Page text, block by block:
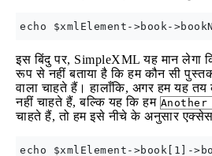
इस बिंदु पर, SimpleXML यह मान लेगा
रूप से नहीं बताया है कि हम कौन सी
वाला चाहते हैं। हालाँकि, अगर हम यह
नहीं चाहते हैं, बल्कि यह कि हम Another
चाहते हैं, तो हम इसे नीचे के अनुसार